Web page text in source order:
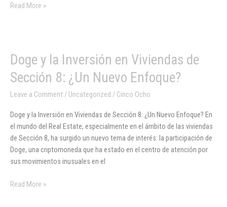
Read More »
Doge y la Inversión en Viviendas de
Sección 8: ¿Un Nuevo Enfoque?
Leave a Comment / Uncategorized / Cinco Ocho
Doge y la Inversión en Viviendas de Sección 8: ¿Un Nuevo Enfoque? En
el mundo del Real Estate, especialmente en el ámbito de las viviendas
de Sección 8, ha surgido un nuevo tema de interés: la participación de
Doge, una criptomoneda que ha estado en el centro de atención por
sus movimientos inusuales en el
Doge
la
Inversión
Viviendas
de
Sección
8:
¿Un
Enfoque?
Read More »